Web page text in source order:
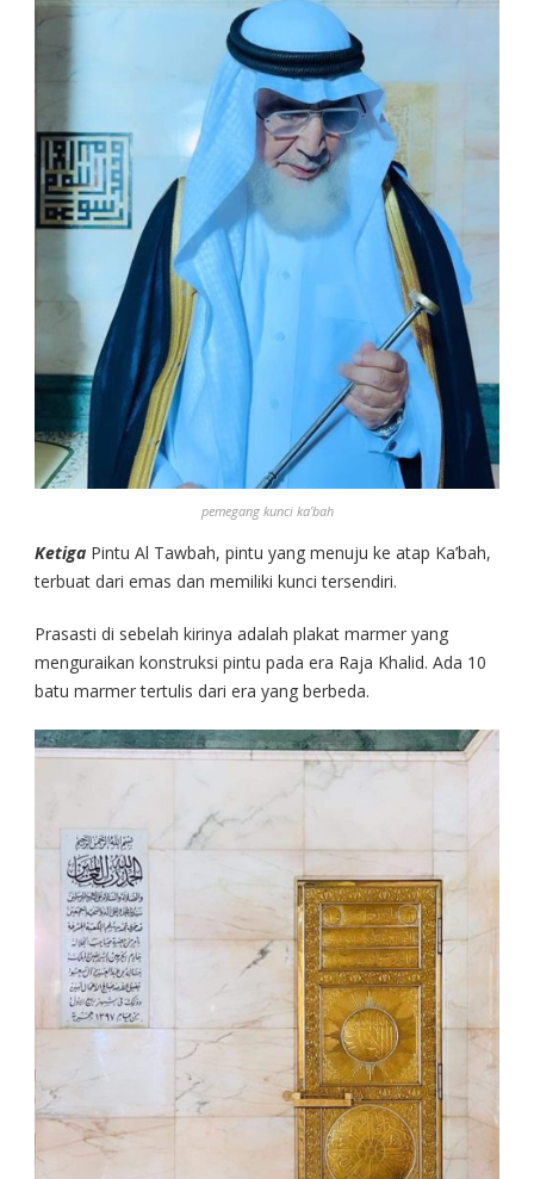
pemegang kunci ka’bah
Ketiga Pintu Al Tawbah, pintu yang menuju ke atap Ka’bah,
terbuat dari emas dan memiliki kunci tersendiri.
Prasasti di sebelah kirinya adalah plakat marmer yang
menguraikan konstruksi pintu pada era Raja Khalid. Ada 10
batu marmer tertulis dari era yang berbeda.